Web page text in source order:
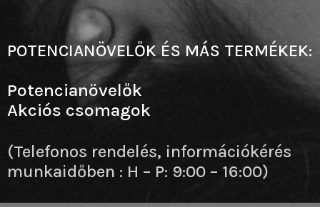
POTENCIANÖVELŐK ÉS MÁS TERMÉKEK:
Potencianövelők
Akciós csomagok
(Telefonos rendelés, információkérés
munkaidőben : H – P: 9:00 – 16:00)